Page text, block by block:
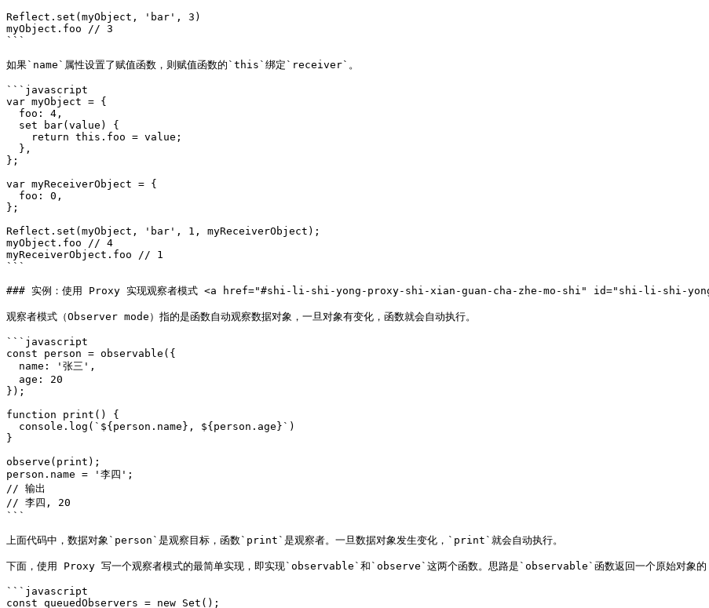
Reflect.set(myObject, 'bar', 3)
myObject.foo // 3
```
如果`name`属性设置了赋值函数，则赋值函数的`this`绑定`receiver`。
```javascript
var myObject = {
};
var myReceiverObject = {
};
Reflect.set(myObject, 'bar', 1, myReceiverObject);
myObject.foo // 4
myReceiverObject.foo // 1
```
### 实例：使用 Proxy 实现观察者模式 <a href="#shi-li-shi-yong-proxy-shi-xian-guan-cha-zhe-mo-shi" id="shi-li-shi-
观察者模式（Observer mode）指的是函数自动观察数据对象，一旦对象有变化，函数就会自动执行。
```javascript
const person = observable({
});
function print() {
}
observe(print);
person.name = '李四';
// 输出
// 李四, 20
```
上面代码中，数据对象`person`是观察目标，函数`print`是观察者。一旦数据对象发生变化，`print`就会自动执行。
下面，使用 Proxy 写一个观察者模式的最简单实现，即实现`observable`和`observe`这两个函数。思路是`observable`函数返回一个原始对象的
```javascript
const queuedObservers = new Set();